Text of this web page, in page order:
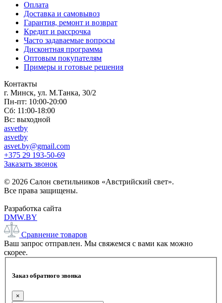
Оплата
Доставка и самовывоз
Гарантия, ремонт и возврат
Кредит и рассрочка
Часто задаваемые вопросы
Дисконтная программа
Оптовым покупателям
Примеры и готовые решения
Контакты
г. Минск, ул. М.Танка, 30/2
Пн-пт: 10:00-20:00
Сб: 11:00-18:00
Вс: выходной
asvetby
asvetby
asvet.by@gmail.com
+375 29 193-50-69
Заказать звонок
© 2026 Салон светильников «Австрийский свет».
Все права защищены.
Разработка сайта
DMW.BY
Сравнение товаров
Ваш запрос отправлен. Мы свяжемся с вами как можно
скорее.
Заказ обратного звонка
×